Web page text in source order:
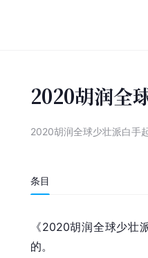
2020胡润全
2020胡润全球少壮派白手
条目
《2020胡润全球少
的。